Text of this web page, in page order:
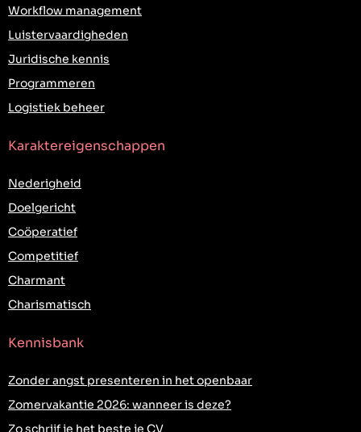
Workflow management
Luistervaardigheden
Juridische kennis
Programmeren
Logistiek beheer
Karaktereigenschappen
Nederigheid
Doelgericht
Coöperatief
Competitief
Charmant
Charismatisch
Kennisbank
Zonder angst presenteren in het openbaar
Zomervakantie 2026: wanneer is deze?
Zo schrijf je het beste je CV